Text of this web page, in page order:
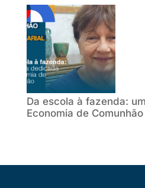
Da escola à fazenda:
Economia de Comunhão